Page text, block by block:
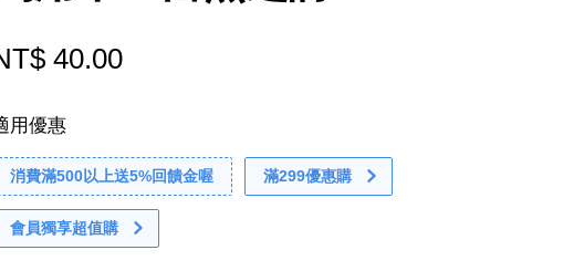
40.00
用優惠
消費滿500以上送5%回饋金喔 滿299優惠購
會員獨享超值購